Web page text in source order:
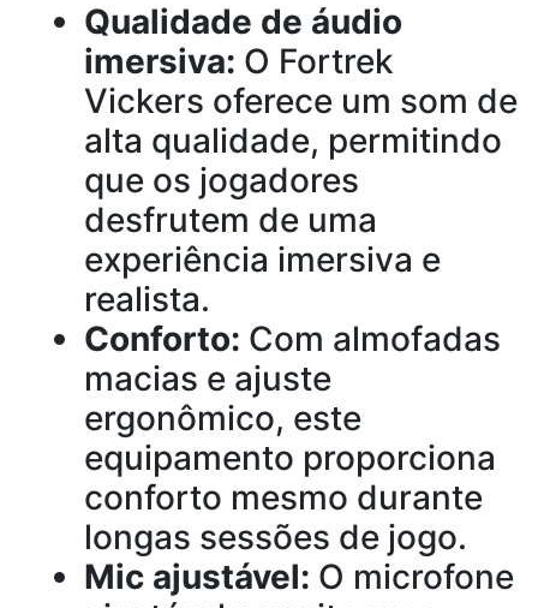
Qualidade de áudio
imersiva: O Fortrek
Vickers oferece um som de
alta qualidade, permitindo
que os jogadores
desfrutem de uma
experiência imersiva e
realista.
Conforto: Com almofadas
macias e ajuste
ergonômico, este
equipamento proporciona
conforto mesmo durante
longas sessões de jogo.
Mic ajustável: O microfone